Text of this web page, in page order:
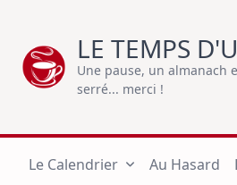
content
LE TEMPS
Une pause, un almanach
serré... merci !
Le Calendrier Au Hasard